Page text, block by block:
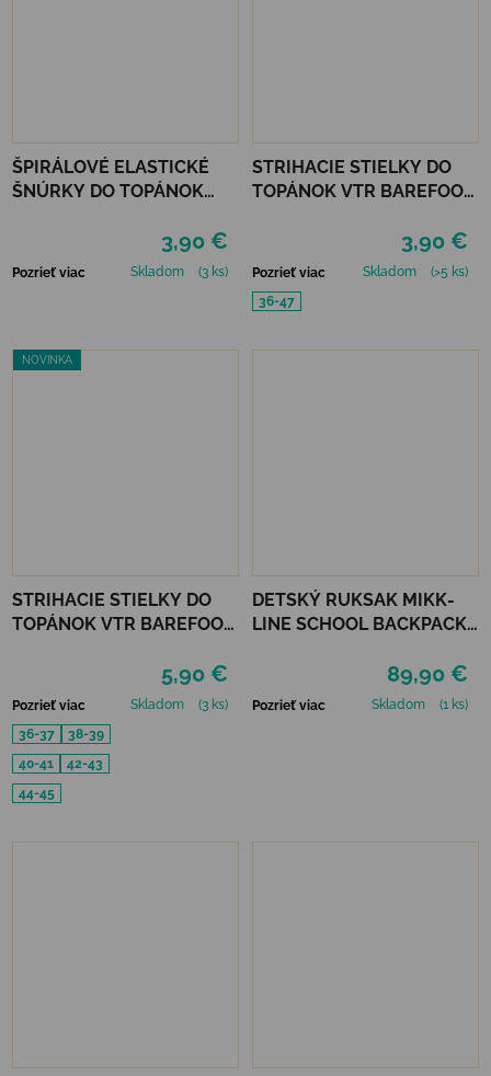
ŠPIRÁLOVÉ ELASTICKÉ
ŠNÚRKY DO TOPÁNOK
3,90 €
Pozrieť viac Skladom (3 ks)
STRIHACIE STIELKY DO
TOPÁNOK VTR BAREFOOT
3,90 €
Pozrieť viac Skladom
(>5 ks)
36-47
NOVINKA
STRIHACIE STIELKY DO
TOPÁNOK VTR BAREFOOT
5,90 €
Pozrieť viac Skladom
(3 ks)
36-37
38-39
40-41
42-43
44-45
DETSKÝ RUKSAK MIKK-
LINE SCHOOL BACKPACK -
89,90 €
Pozrieť viac Skladom (1 ks)